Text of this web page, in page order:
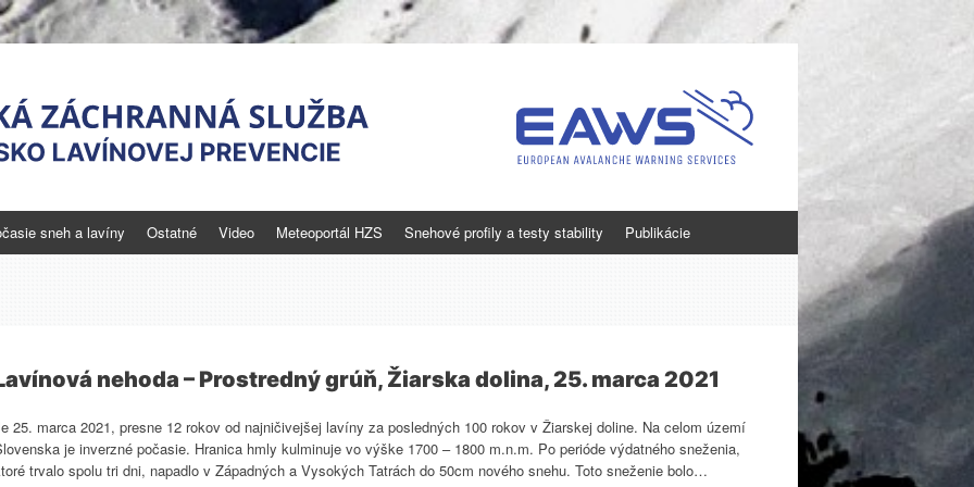
prevencie
sneh a lavíny Ostatné Video Meteoportál HZS Snehové profily a testy stability Publikácie
nehoda – Prostredný grúň, Žiarska dolina, 25. marca 2021
25. marca 2021, presne 12 rokov od najničivejšej lavíny za posledných 100 rokov v Žiarskej doline. Na celom území
je inverzné počasie. Hranica hmly kulminuje vo výške 1700 – 1800 m.n.m. Po perióde výdatného sneženia,
trvalo spolu tri dni, napadlo v Západných a Vysokých Tatrách do 50cm nového snehu. Toto sneženie bolo…